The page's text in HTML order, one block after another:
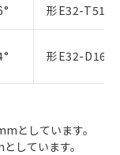
形E32-T51
形E32-D16
としています。
しています。